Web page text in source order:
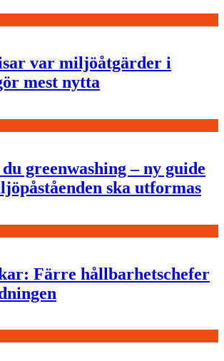
var miljöåtgärder i
mest nytta
greenwashing – ny guide
ska utformas
Färre hållbarhetschefer